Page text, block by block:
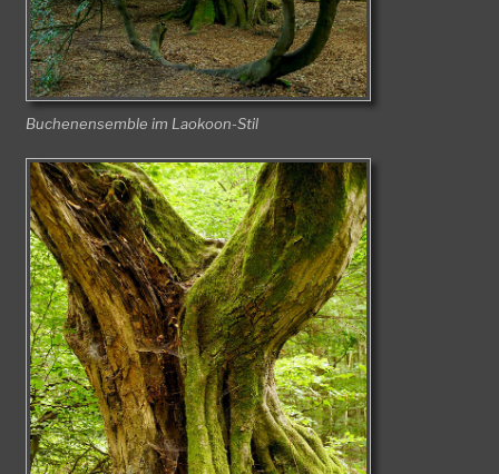
Buchenensemble im Laokoon-Stil